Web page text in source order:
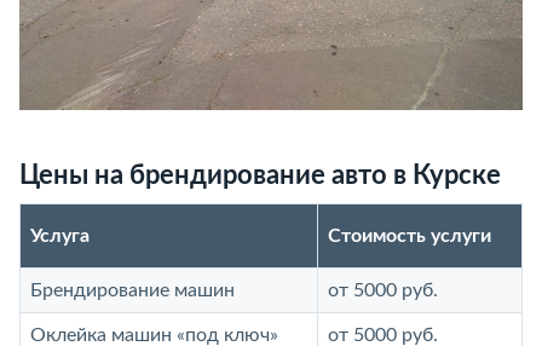
Цены на брендирование авто в Курске
Услуга Стоимость услуги
Брендирование машин от 5000 руб.
Оклейка машин «под ключ» от 5000 руб.